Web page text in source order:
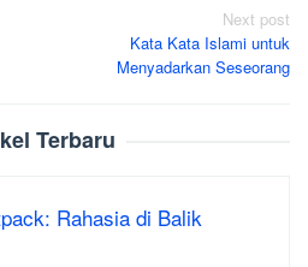
Next post
Kata Kata Islami untuk
Menyadarkan Seseorang
Terbaru
Rahasia di Balik